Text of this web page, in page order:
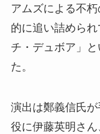
アムズによる不
的に追い詰めら
チ・デュボア」
た。
演出は鄭義信氏
役に伊藤英明さ